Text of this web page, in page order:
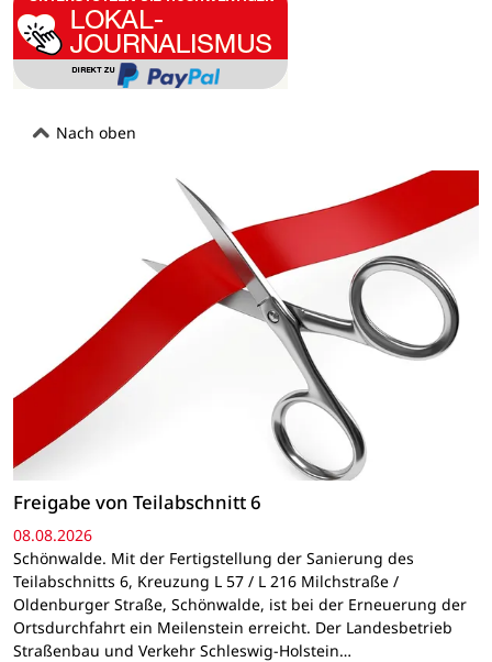
Nach oben
Freigabe von Teilabschnitt 6
08.08.2026
Schönwalde. Mit der Fertigstellung der Sanierung des
Teilabschnitts 6, Kreuzung L 57 / L 216 Milchstraße /
Oldenburger Straße, Schönwalde, ist bei der Erneuerung der
Ortsdurchfahrt ein Meilenstein erreicht. Der Landesbetrieb
Straßenbau und Verkehr Schleswig-Holstein…